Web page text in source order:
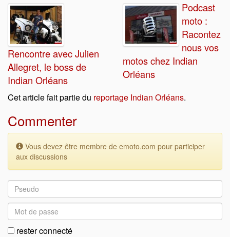
Rencontre avec Julien
Allegret, le boss de
Indian Orléans
Podcast
moto :
Racontez
nous vos
motos chez Indian
Orléans
Cet article fait partie du reportage Indian Orléans.
Commenter
Vous devez être membre de emoto.com pour participer
aux discussions
rester connecté